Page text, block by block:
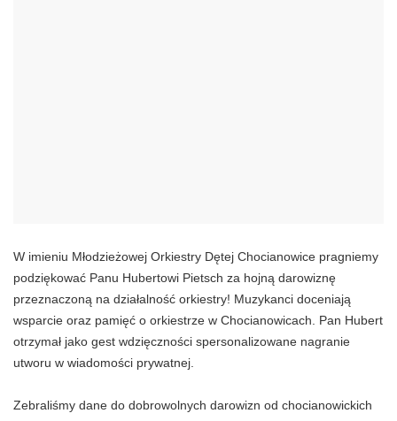
W imieniu Młodzieżowej Orkiestry Dętej Chocianowice pragniemy
podziękować Panu Hubertowi Pietsch za hojną darowiznę
przeznaczoną na działalność orkiestry! Muzykanci doceniają
wsparcie oraz pamięć o orkiestrze w Chocianowicach. Pan Hubert
otrzymał jako gest wdzięczności spersonalizowane nagranie
utworu w wiadomości prywatnej.
Zebraliśmy dane do dobrowolnych darowizn od chocianowickich